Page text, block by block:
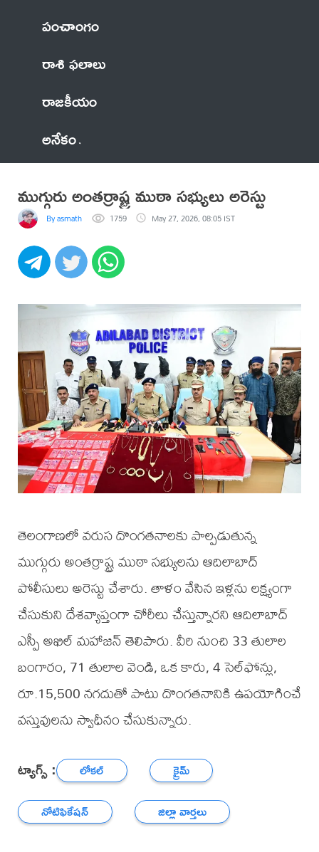
పంచాంగం
రాశి ఫలాలు
రాజకీయం
అనేకం
ముగ్గురు అంతర్రాష్ట్ర ముఠా సభ్యులు అరెస్టు
By asmath 1759 May 27, 2026, 08:05 IST
తెలంగాణలో వరుస దొంగతనాలకు పాల్పడుతున్న
ముగ్గురు అంతర్రాష్ట్ర ముఠా సభ్యులను ఆదిలాబాద్
పోలీసులు అరెస్టు చేశారు. తాళం వేసిన ఇళ్లను లక్ష్యంగా
చేసుకుని దేశవ్యాప్తంగా చోరీలు చేస్తున్నారని ఆదిలాబాద్
ఎస్పీ అఖిల్ మహాజన్ తెలిపారు. వీరి నుంచి 33 తులాల
బంగారం, 71 తులాల వెండి, ఒక కారు, 4 సెల్‌ఫోన్లు,
రూ.15,500 నగదుతో పాటు దొంగతనానికి ఉపయోగించే
వస్తువులను స్వాధీనం చేసుకున్నారు.
ట్యాగ్స్ : లోకల్
క్రైమ్
నోటిఫికేషన్
జిల్లా వార్తలు